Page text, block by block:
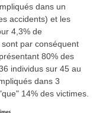
dans un
accidents) et les
4,3% de
par conséquent
80% des
individus sur 45 au
dans 3
14% des victimes.